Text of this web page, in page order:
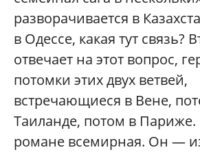
разворачивается в
в Одессе, какая тут связь?
отвечает на этот вопрос,
потомки этих двух ветвей,
встречающиеся в Вене,
Таиланде, потом в Париже.
романе всемирная. Он —